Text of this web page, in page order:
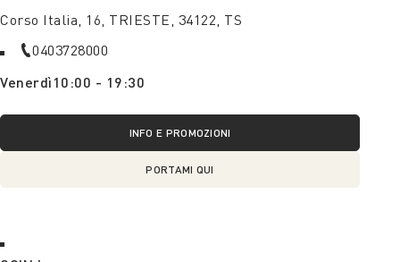
Corso Italia, 16, TRIESTE, 34122, TS
0403728000
Venerdì 10:00 - 19:30
INFO E PROMOZIONI
PORTAMI QUI